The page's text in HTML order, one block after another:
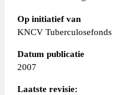
Op initiatief van
KNCV Tuberculosefonds
Datum publicatie
2007
Laatste revisie: